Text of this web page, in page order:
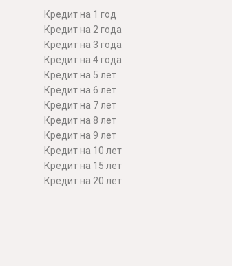
Кредит на 1 год
Кредит на 2 года
Кредит на 3 года
Кредит на 4 года
Кредит на 5 лет
Кредит на 6 лет
Кредит на 7 лет
Кредит на 8 лет
Кредит на 9 лет
Кредит на 10 лет
Кредит на 15 лет
Кредит на 20 лет